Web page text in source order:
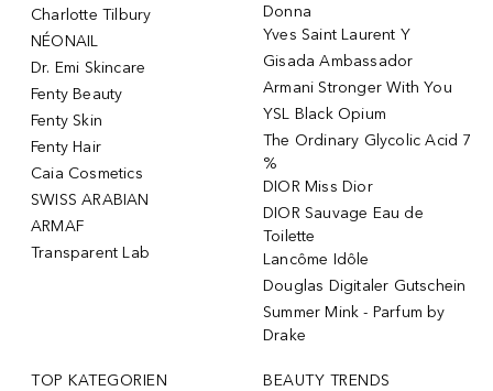
Charlotte Tilbury
NÉONAIL
Dr. Emi Skincare
Fenty Beauty
Fenty Skin
Fenty Hair
Caia Cosmetics
SWISS ARABIAN
ARMAF
Transparent Lab
Donna
Yves Saint Laurent Y
Gisada Ambassador
Armani Stronger With You
YSL Black Opium
The Ordinary Glycolic Acid 7
%
DIOR Miss Dior
DIOR Sauvage Eau de
Toilette
Lancôme Idôle
Douglas Digitaler Gutschein
Summer Mink - Parfum by
Drake
TOP KATEGORIEN BEAUTY TRENDS